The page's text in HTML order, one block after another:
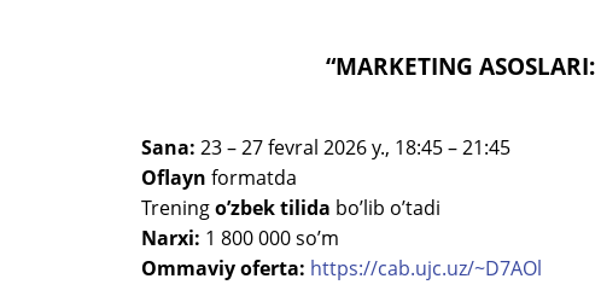
“MARKETING ASOSLARI:
Sana: 23 – 27 fevral 2026 y., 18:45 – 21:45
Oflayn formatda
Treningo’zbek tilida bo’lib o’tadi
Narxi: 1 800 000 so’m
Ommaviy oferta: https://cab.ujc.uz/~D7AOl